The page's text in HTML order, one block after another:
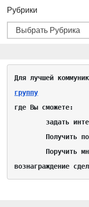
Рубрики
группу
где Вы сможете:
вознаграждение